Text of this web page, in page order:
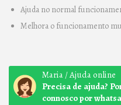
Ajuda no normal
Melhora o funcionamento
Maria / Ajuda online
Precisa de ajuda?
connosco por